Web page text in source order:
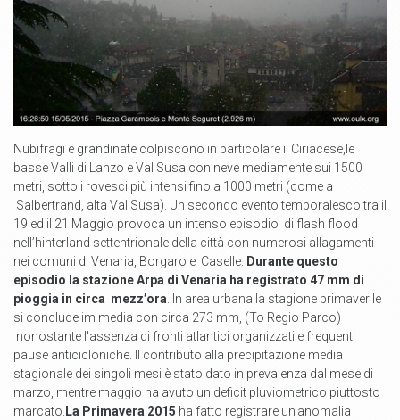
Nubifragi e grandinate colpiscono in particolare il Ciriacese,le
basse Valli di Lanzo e Val Susa con neve mediamente sui 1500
metri, sotto i rovesci più intensi fino a 1000 metri (come a
Salbertrand, alta Val Susa). Un secondo evento temporalesco tra il
19 ed il 21 Maggio provoca un intenso episodio di flash flood
nell’hinterland settentrionale della città con numerosi allagamenti
nei comuni di Venaria, Borgaro e Caselle. Durante questo
episodio la stazione Arpa di Venaria ha registrato 47 mm di
pioggia in circa mezz’ora. In area urbana la stagione primaverile
si conclude im media con circa 273 mm, (To Regio Parco)
nonostante l'assenza di fronti atlantici organizzati e frequenti
pause anticicloniche. Il contributo alla precipitazione media
stagionale dei singoli mesi è stato dato in prevalenza dal mese di
marzo, mentre maggio ha avuto un deficit pluviometrico piuttosto
marcato. La Primavera 2015 ha fatto registrare un’anomalia